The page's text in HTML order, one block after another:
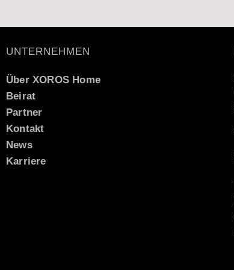
UNTERNEHMEN
Über XOROS Home
Beirat
Partner
Kontakt
News
Karriere